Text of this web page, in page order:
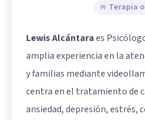
Terapia
Lewis Alcántaraes
amplia experiencia en la
y familias mediante
centra en el tratamiento de
ansiedad, depresión, estrés,